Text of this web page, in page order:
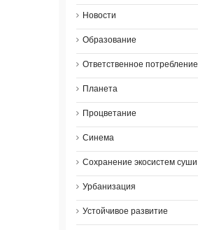
Новости
Образование
Ответственное потребление
Планета
Процветание
Синема
Сохранение экосистем суши
Урбанизация
Устойчивое развитие